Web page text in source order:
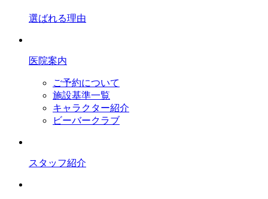
選ばれる理由
医院案内
ご予約について
施設基準一覧
キャラクター紹介
ビーバークラブ
スタッフ紹介